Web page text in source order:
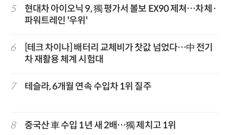
5
현대차 아이오닉 9, 獨 평가서 볼보 EX90 제쳐…차체·
파워트레인 '우위'
6
[테크 차이나] 배터리 교체비가 찻값 넘었다…中 전기
차 재활용 체계 시험대
7 테슬라, 6개월 연속 수입차 1위 질주
8 중국산 車 수입 1년 새 2배…獨 제치고 1위